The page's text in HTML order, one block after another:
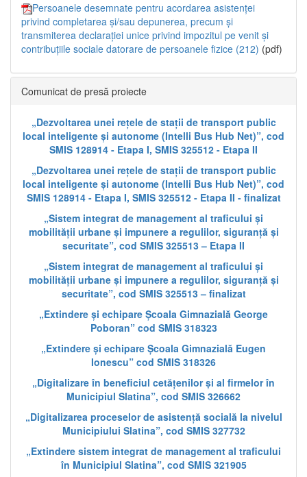
Persoanele desemnate pentru acordarea asistenței
privind completarea și/sau depunerea, precum și
transmiterea declarației unice privind impozitul pe venit și
contribuțiile sociale datorare de persoanele fizice (212) (pdf)
Comunicat de presă proiecte
„Dezvoltarea unei rețele de stații de transport public
local inteligente și autonome (Intelli Bus Hub Net)”, cod
SMIS 128914 - Etapa I, SMIS 325512 - Etapa II
„Dezvoltarea unei rețele de stații de transport public
local inteligente și autonome (Intelli Bus Hub Net)”, cod
SMIS 128914 - Etapa I, SMIS 325512 - Etapa II - finalizat
„Sistem integrat de management al traficului și
mobilității urbane și impunere a regulilor, siguranță și
securitate”, cod SMIS 325513 – Etapa II
„Sistem integrat de management al traficului și
mobilității urbane și impunere a regulilor, siguranță și
securitate”, cod SMIS 325513 – finalizat
„Extindere și echipare Școala Gimnazială George
Poboran” cod SMIS 318323
„Extindere și echipare Școala Gimnazială Eugen
Ionescu” cod SMIS 318326
„Digitalizare în beneficiul cetățenilor și al firmelor în
Municipiul Slatina”, cod SMIS 326662
„Digitalizarea proceselor de asistență socială la nivelul
Municipiului Slatina”, cod SMIS 327732
„Extindere sistem integrat de management al traficului
în Municipiul Slatina”, cod SMIS 321905